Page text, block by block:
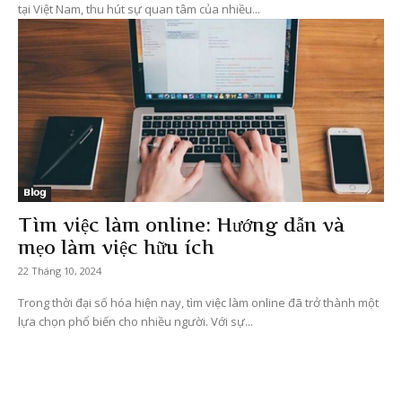
tại Việt Nam, thu hút sự quan tâm của nhiều...
Blog
Tìm việc làm online: Hướng dẫn và
mẹo làm việc hữu ích
22 Tháng 10, 2024
Trong thời đại số hóa hiện nay, tìm việc làm online đã trở thành một
lựa chọn phổ biến cho nhiều người. Với sự...